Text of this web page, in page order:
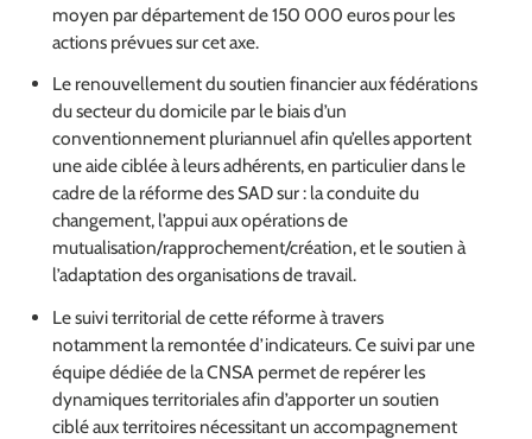
moyen par département de 150 000 euros pour les
actions prévues sur cet axe.
Le renouvellement du soutien financier aux fédérations
du secteur du domicile par le biais d’un
conventionnement pluriannuel afin qu’elles apportent
une aide ciblée à leurs adhérents, en particulier dans le
cadre de la réforme des SAD sur : la conduite du
changement, l’appui aux opérations de
mutualisation/rapprochement/création, et le soutien à
l’adaptation des organisations de travail.
Le suivi territorial de cette réforme à travers
notamment la remontée d’indicateurs. Ce suivi par une
équipe dédiée de la CNSA permet de repérer les
dynamiques territoriales afin d’apporter un soutien
ciblé aux territoires nécessitant un accompagnement